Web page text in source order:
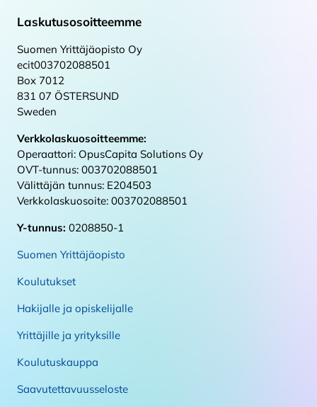
Laskutusosoitteemme
Suomen Yrittäjäopisto Oy
ecit003702088501
Box 7012
831 07 ÖSTERSUND
Sweden
Verkkolaskuosoitteemme:
Operaattori: OpusCapita Solutions Oy
OVT-tunnus: 003702088501
Välittäjän tunnus: E204503
Verkkolaskuosoite: 003702088501
Y-tunnus: 0208850-1
Suomen Yrittäjäopisto
Koulutukset
Hakijalle ja opiskelijalle
Yrittäjille ja yrityksille
Koulutuskauppa
Saavutettavuusseloste